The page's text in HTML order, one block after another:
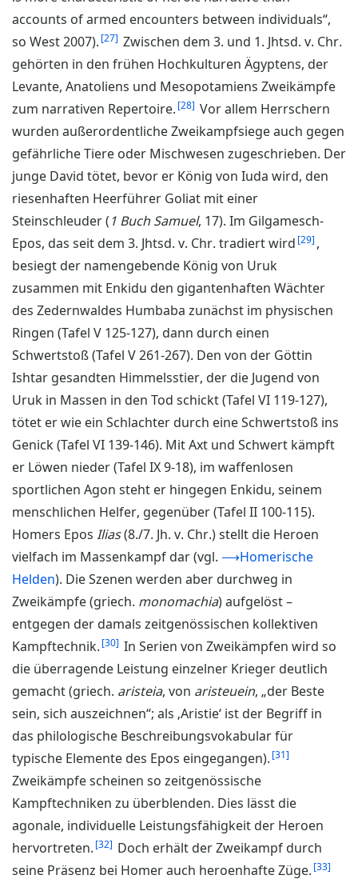
accounts of armed encounters between individuals“,
so West 2007). 27 Zwischen dem 3. und 1. Jhtsd. v. Chr.
gehörten in den frühen Hochkulturen Ägyptens, der
Levante, Anatoliens und Mesopotamiens Zweikämpfe
zum narrativen Repertoire. 28 Vor allem Herrschern
wurden außerordentliche Zweikampfsiege auch gegen
gefährliche Tiere oder Mischwesen zugeschrieben. Der
junge David tötet, bevor er König von Iuda wird, den
riesenhaften Heerführer Goliat mit einer
Steinschleuder ( 1 Buch Samuel, 17). Im Gilgamesch-
Epos, das seit dem 3. Jhtsd. v. Chr. tradiert wird 29 ,
besiegt der namengebende König von Uruk
zusammen mit Enkidu den gigantenhaften Wächter
des Zedernwaldes Humbaba zunächst im physischen
Ringen (Tafel V 125-127), dann durch einen
Schwertstoß (Tafel V 261-267). Den von der Göttin
Ishtar gesandten Himmelsstier, der die Jugend von
Uruk in Massen in den Tod schickt (Tafel VI 119-127),
tötet er wie ein Schlachter durch eine Schwertstoß ins
Genick (Tafel VI 139-146). Mit Axt und Schwert kämpft
er Löwen nieder (Tafel IX 9-18), im waffenlosen
sportlichen Agon steht er hingegen Enkidu, seinem
menschlichen Helfer, gegenüber (Tafel II 100-115).
Homers Epos Ilias(8./7. Jh. v. Chr.) stellt die Heroen
vielfach im Massenkampf dar (vgl. ⟶Homerische
Helden). Die Szenen werden aber durchweg in
Zweikämpfe (griech. monomachia) aufgelöst –
entgegen der damals zeitgenössischen kollektiven
Kampftechnik. 30 In Serien von Zweikämpfen wird so
die überragende Leistung einzelner Krieger deutlich
gemacht (griech. aristeia, von aristeuein, „der Beste
sein, sich auszeichnen“; als ‚Aristie‘ ist der Begriff in
das philologische Beschreibungsvokabular für
typische Elemente des Epos eingegangen). 31
Zweikämpfe scheinen so zeitgenössische
Kampftechniken zu überblenden. Dies lässt die
agonale, individuelle Leistungsfähigkeit der Heroen
hervortreten. 32
Doch erhält der Zweikampf durch
seine Präsenz bei Homer auch heroenhafte Züge. 33